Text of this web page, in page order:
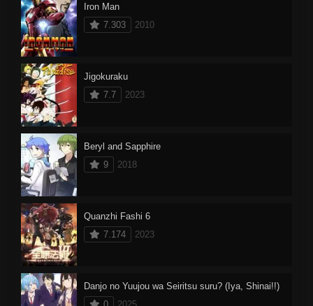
Iron Man
7.303
2010
Jigokuraku
7.7
2023
Beryl and Sapphire
9
2018
Quanzhi Fashi 6
7.174
2023
Danjo no Yuujou wa Seiritsu suru? (Iya, Shinai!!)